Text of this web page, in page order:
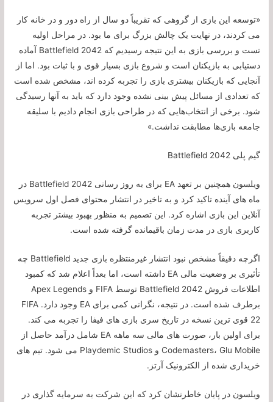
«توسعه این بازی از گروهی که تقریباً دو سال از راه دور و در خانه کار
می کردند، در نهایت یک چالش بزرگ برای ما بود. در مراحل اولیه
تست و بررسی بازی به این نتیجه رسیدیم که Battlefield 2042 آماده
دستیابی به بازیکنان است و شروع بازی بسیار قوی و با ثبات بود. اما از
آنجایی که بازیکنان بیشتری بازی را تجربه کرده اند، مشخص شده است
که تعدادی از مسائل پیش بینی نشده وجود دارد که باید به آنها رسیدگی
شود. برخی از انتخاب‌هایی که در طراحی بازی انجام دادیم با سلیقه
جامعه بازی‌ها مطابقت نداشت.»
گیم پلی Battlefield 2042
ویلسون همچنین بر تعهد EA برای به روز رسانی Battlefield 2042 در
ماه های آینده تاکید کرد و به تاخیر در انتشار محتوای فصل اول سرویس
آنلاین این بازی اشاره کرد. این تصمیم به منظور بهبود بیشتر تجربه
کاربری بازی در مدت زمان باقیمانده گرفته شده است.
اگرچه دقیقاً مشخص نبود انتشار غیرمنتظره بازی جدید Battlefield چه
تأثیری بر وضعیت مالی EA داشته است، اما بعداً اعلام شد که کمبود
اطلاعات فروش Battlefield 2042 توسط FIFA و Apex Legends
برطرف شده است. در نتیجه، نگرانی کمی برای EA وجود دارد. FIFA
22 قوی ترین نسخه در تاریخ سری بازی های فیفا را تجربه می کند.
برای اولین بار، صورت های مالی سه ماهه EA شامل درآمد حاصل از
Codemasters، Glu Mobile و Playdemic Studios می شود. تیم های
خریداری شده از الکترونیک آرتز.
ویلسون در پایان خاطرنشان کرد که این شرکت به سرمایه گذاری در